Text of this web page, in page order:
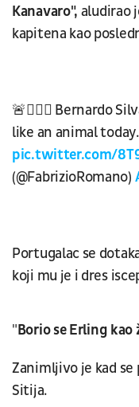
Kanavaro", aludirao
kapitena kao
🚨🧘🏼‍♂️ Bernardo
like an animal
pic.twitter.com/
(@FabrizioRomano)
Portugalac se
koji mu je i dres
"Borio se Erling
Zanimljivo je kad
Sitija.